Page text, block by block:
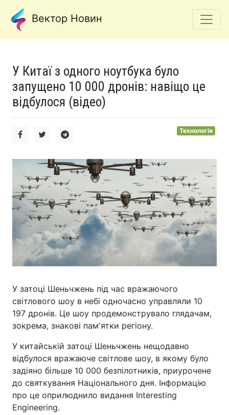
Вектор Новин
У Китаї з одного ноутбука було
запущено 10 000 дронів: навіщо це
відбулося (відео)
Технологія
У затоці Шеньчжень під час вражаючого
світлового шоу в небі одночасно управляли 10
197 дронів. Це шоу продемонструвало глядачам,
зокрема, знакові пам'ятки регіону.
У китайській затоці Шеньчжень нещодавно
відбулося вражаюче світлове шоу, в якому було
задіяно більше 10 000 безпілотників, приурочене
до святкування Національного дня. Інформацію
про це оприлюднило видання Interesting
Engineering.